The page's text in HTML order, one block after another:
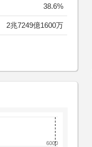
38.6%
2兆7249億1600万
6000